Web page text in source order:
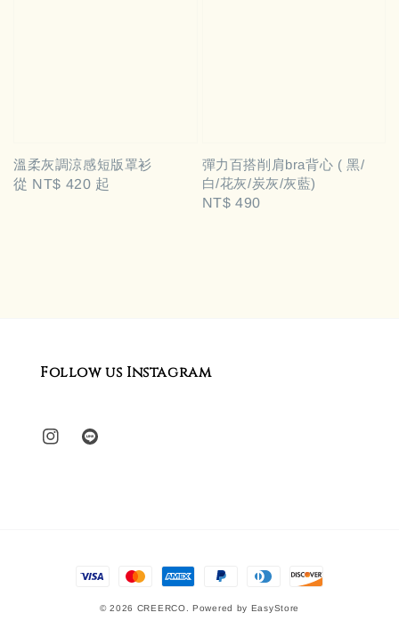
溫柔灰調涼感短版罩衫
Regular
從 NT$ 420 起
彈力百搭削肩bra背心 ( 黑/
白/花灰/炭灰/灰藍)
Regular
NT$ 490
Follow us Instagram
© 2026 CREERCO. Powered by EasyStore